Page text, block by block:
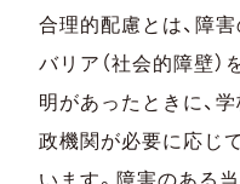
合理的配慮とは、障
バリア（社会的障壁
明があったときに、
政機関が必要に応じ
います。障害のある